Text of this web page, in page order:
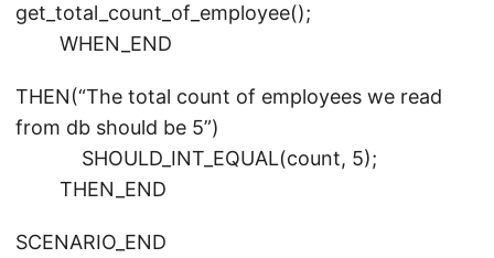
get_total_count_of_employee();
WHEN_END
THEN(“The total count of employees we read
from db should be 5”)
SHOULD_INT_EQUAL(count, 5);
THEN_END
SCENARIO_END